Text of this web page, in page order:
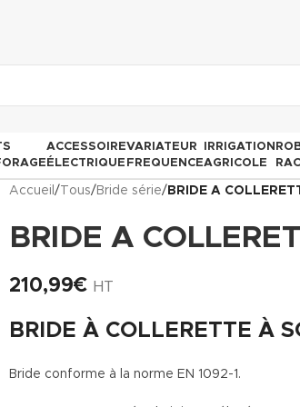
ACCESSOIRE
ÉLECTRIQUE
VARIATEUR
FREQUENCE
IRRIGATION
AGRICOLE
Accueil / Tous/ Bride série/ BRIDE A
BRIDE A
210,99€ HT
BRIDE À COLLERETTE À
Bride conforme à la norme EN 1092-1.